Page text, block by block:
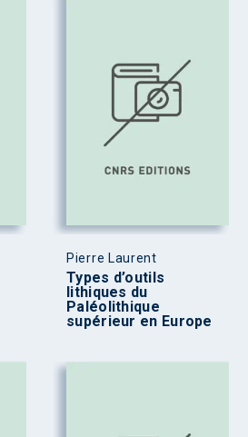
Pierre Laurent
Types d’outils
lithiques du
Paléolithique
supérieur en Europe